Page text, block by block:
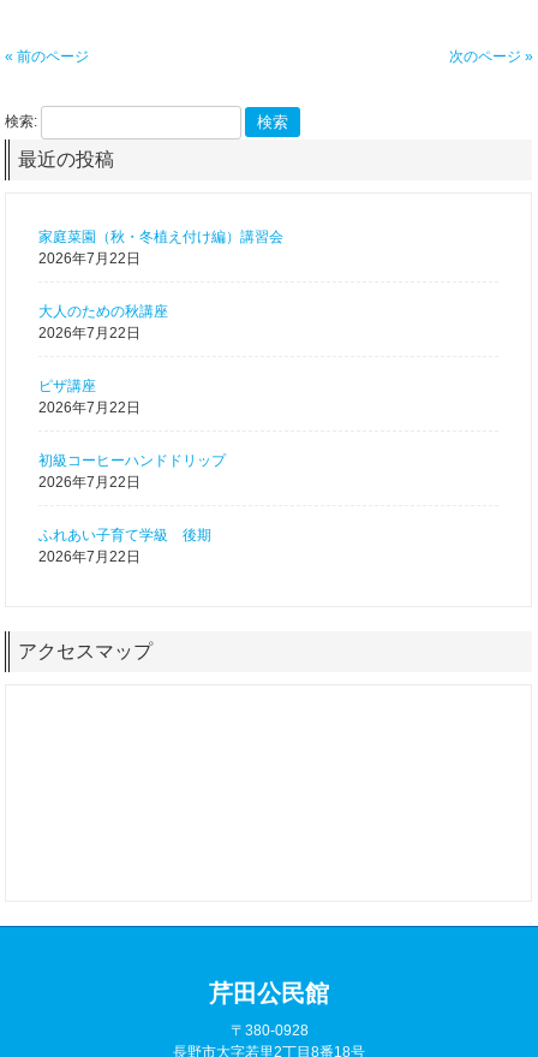
« 前のページ 次のページ »
検索:
最近の投稿
家庭菜園（秋・冬植え付け編）講習会
2026年7月22日
大人のための秋講座
2026年7月22日
ピザ講座
2026年7月22日
初級コーヒーハンドドリップ
2026年7月22日
ふれあい子育て学級 後期
2026年7月22日
アクセスマップ
芹田公民館
〒380-0928
長野市大字若里2丁目8番18号